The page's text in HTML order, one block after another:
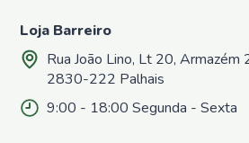
Loja Barreiro
Rua João Lino, Lt 20, Armazém
2830-222 Palhais
9:00 - 18:00 Segunda - Sexta